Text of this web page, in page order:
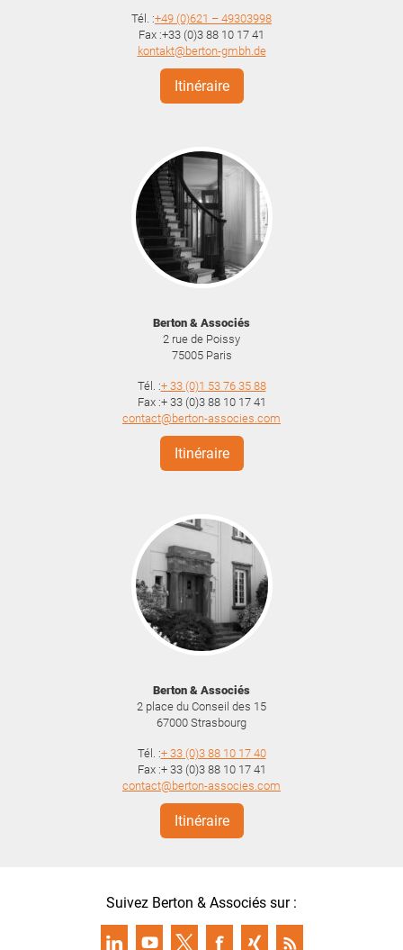
Tél. :+49 (0)621 – 49303998
Fax :+33 (0)3 88 10 17 41
kontakt@berton-gmbh.de
Itinéraire
Berton & Associés
2 rue de Poissy
75005 Paris
Tél. :+ 33 (0)1 53 76 35 88
Fax :+ 33 (0)3 88 10 17 41
contact@berton-associes.com
Itinéraire
Berton & Associés
2 place du Conseil des 15
67000 Strasbourg
Tél. :+ 33 (0)3 88 10 17 40
Fax :+ 33 (0)3 88 10 17 41
contact@berton-associes.com
Itinéraire
Suivez Berton & Associés sur :